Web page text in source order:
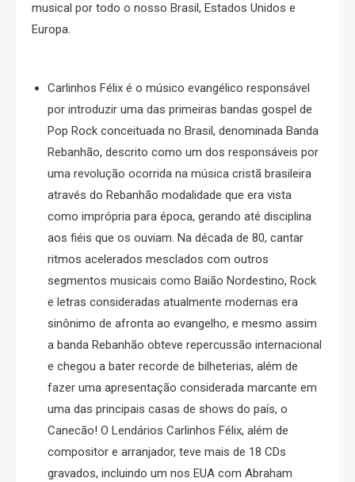
musical por todo o nosso Brasil, Estados Unidos e
Europa.
Carlinhos Félix é o músico evangélico responsável
por introduzir uma das primeiras bandas gospel de
Pop Rock conceituada no Brasil, denominada Banda
Rebanhão, descrito como um dos responsáveis por
uma revolução ocorrida na música cristã brasileira
através do Rebanhão modalidade que era vista
como imprópria para época, gerando até disciplina
aos fiéis que os ouviam. Na década de 80, cantar
ritmos acelerados mesclados com outros
segmentos musicais como Baião Nordestino, Rock
e letras consideradas atualmente modernas era
sinônimo de afronta ao evangelho, e mesmo assim
a banda Rebanhão obteve repercussão internacional
e chegou a bater recorde de bilheterias, além de
fazer uma apresentação considerada marcante em
uma das principais casas de shows do país, o
Canecão! O Lendários Carlinhos Félix, além de
compositor e arranjador, teve mais de 18 CDs
gravados, incluindo um nos EUA com Abraham